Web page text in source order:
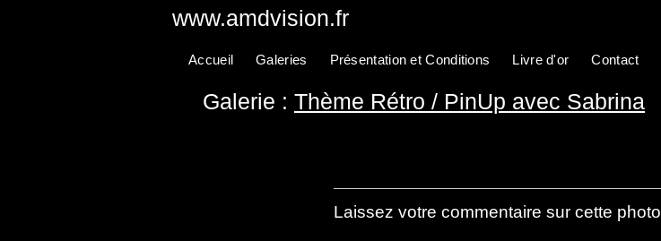
www.amdvision.fr
Accueil Galeries Présentation et Conditions Livre d'or Contact
Galerie : Thème Rétro / PinUp avec Sabrina
Laissez votre commentaire sur cette photo